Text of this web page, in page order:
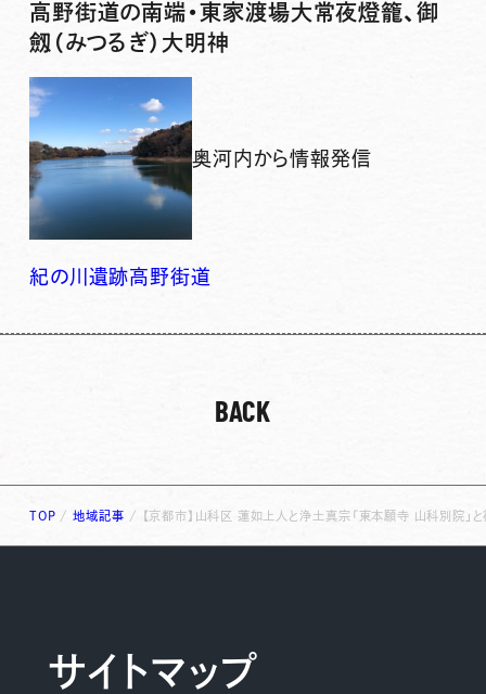
高野街道の南端・東家渡場大常夜燈籠、御
劔（みつるぎ）大明神
奥河内から情報発信
紀の川 遺跡高野街道
BACK
TOP /地域記事 / 【京都市】山科区 蓮如上人と浄土真宗「東本願寺 山科別院」
サイトマップ